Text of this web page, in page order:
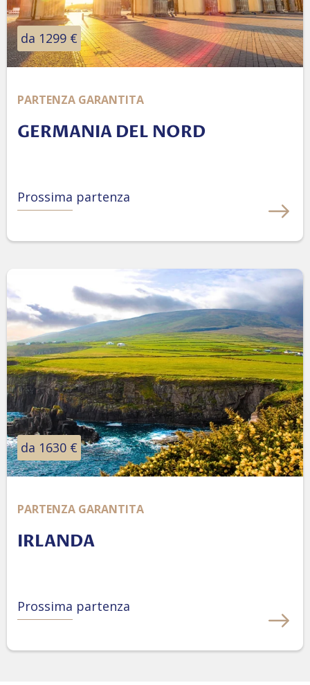
da 1299 €
PARTENZA GARANTITA
GERMANIA DEL NORD
Prossima partenza
da 1630 €
PARTENZA GARANTITA
IRLANDA
Prossima partenza